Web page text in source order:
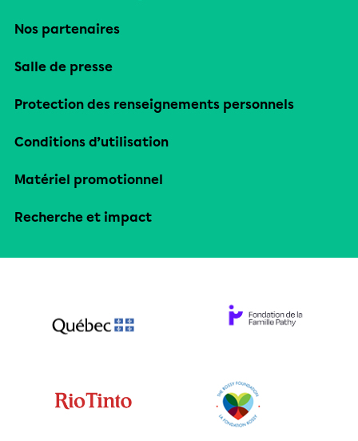
Nos partenaires
Salle de presse
Protection des renseignements personnels
Conditions d’utilisation
Matériel promotionnel
Recherche et impact